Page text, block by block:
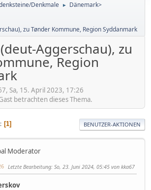
Denkmale ► Dänemark>
zu Tønder Kommune, Region Syddanmark
Aggerschau), zu
Region
Sa, 15. April 2023, 17:26
betrachten dieses Thema.
1 BENUTZER-AKTIONEN
Moderator
Letzte Bearbeitung: So, 23. Juni 2024, 05:45 von kka67